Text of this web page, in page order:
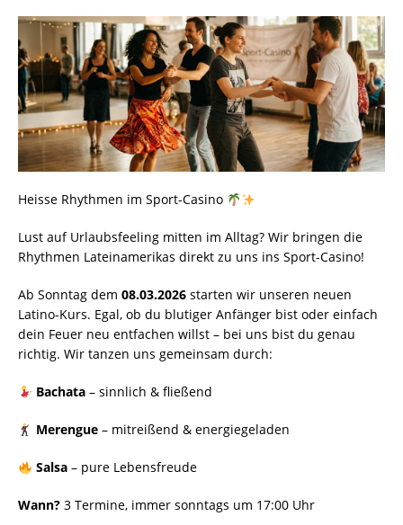
Heisse Rhythmen im Sport-Casino
​Lust auf Urlaubsfeeling mitten im Alltag? Wir bringen die
Rhythmen Lateinamerikas direkt zu uns ins Sport-Casino!
​Ab Sonntag dem 08.03.2026 starten wir unseren neuen
Latino-Kurs. Egal, ob du blutiger Anfänger bist oder einfach
dein Feuer neu entfachen willst – bei uns bist du genau
richtig. Wir tanzen uns gemeinsam durch:
Bachata– sinnlich & fließend
Merengue– mitreißend & energiegeladen
Salsa– pure Lebensfreude
Wann? 3 Termine, immer sonntags um 17:00 Uhr